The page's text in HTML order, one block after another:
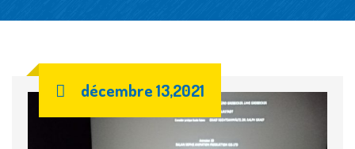
décembre 13,2021